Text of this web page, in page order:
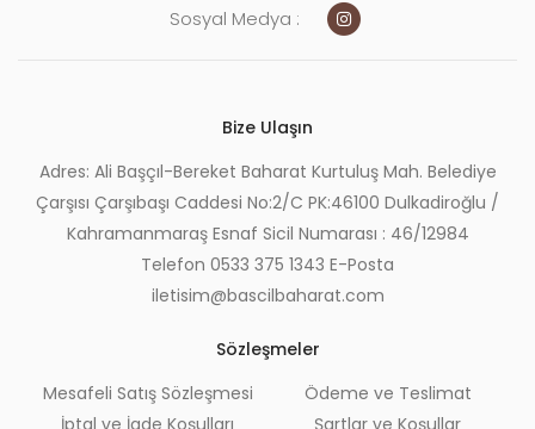
Sosyal Medya :
Bize Ulaşın
Adres: Ali Başçıl-Bereket Baharat Kurtuluş Mah. Belediye
Çarşısı Çarşıbaşı Caddesi No:2/C PK:46100 Dulkadiroğlu /
Kahramanmaraş Esnaf Sicil Numarası : 46/12984
Telefon 0533 375 1343 E-Posta
iletisim@bascilbaharat.com
Sözleşmeler
Mesafeli Satış Sözleşmesi
Ödeme ve Teslimat